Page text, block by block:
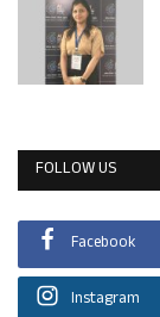
FOLLOW US
Facebook
Instagram